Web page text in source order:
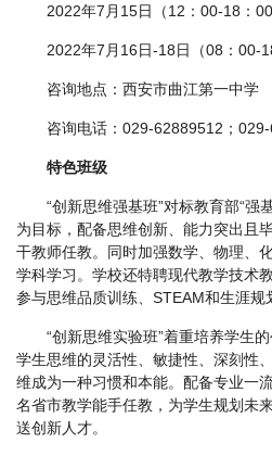
2022年7月15日（12：00-18：00
2022年7月16日-18日（08：00-
咨询地点：西安市曲江第一中学
咨询电话：029-62889512；
特色班级
“创新思维强基班”对标教育部“强
为目标，配备思维创新、能力突出且
干教师任教。同时加强数学、物理、
学科学习。学校还特聘现代教学技术
参与思维品质训练、STEAM和生涯规
“创新思维实验班”着重培养学生
学生思维的灵活性、敏捷性、深刻性
维成为一种习惯和本能。配备专业一
名省市教学能手任教，为学生规划未
送创新人才。